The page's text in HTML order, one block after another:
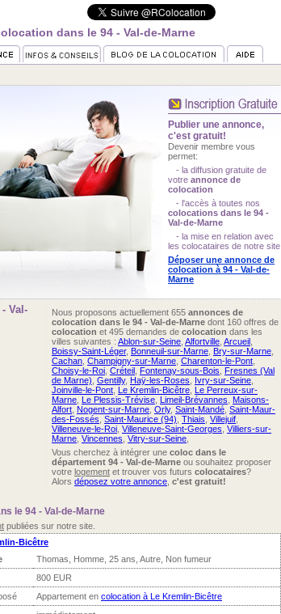
dans le 94 - Val-de-Marne
Publier une annonce,
c'est gratuit!
Devenir membre vous
permet:
- la diffusion gratuite de
votre annonce de
colocation
- l'accès à toutes nos
colocations dans le 94 -
Val-de-Marne
- la mise en relation avec
les colocataires de notre site
Déposer une annonce de
colocation à 94 - Val-de-
Marne
Val-
Nous proposons actuellement 655 annonces de
colocation dans le 94 - Val-de-Marne dont 160 offres de
colocation et 495 demandes de colocation dans les
villes suivantes : Ablon-sur-Seine Alfortville Arcueil
Boissy-Saint-Léger, Bonneuil-sur-Marne Bry-sur-Marne
Cachan Champigny-sur-Marne Charenton-le-Pont
Choisy-le-Roi Créteil Fontenay-sous-Bois
Fresnes (Val
de Marne) Gentilly, Haÿ-les-Roses Ivry-sur-Seine
Joinville-le-Pont Le Kremlin-Bicêtre Le Perreux-sur-
Marne Le Plessis-Trévise Limeil-Brévannes
Maisons-
Alfort Nogent-sur-Marne Orly, Saint-Mandé Saint-Maur-
des-Fossés Saint-Maurice (94) Thiais Villejuif
Villeneuve-le-Roi Villeneuve-Saint-Georges Villiers-sur-
Marne Vincennes Vitry-sur-Seine
Vous cherchez à intégrer une coloc dans le
département 94 - Val-de-Marne ou souhaitez proposer
votre logement et trouver vos futurs colocataires?
Alors déposez votre annonce c'est gratuit!
le 94 - Val-de-Marne
publiées sur notre site.
Bicêtre
Thomas, Homme, 25 ans, Autre, Non fumeur
800 EUR
Appartement en colocation à Le Kremlin-Bicêtre